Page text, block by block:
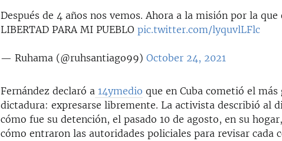
Después de 4 años nos vemos. Ahora a la misión por la que
LIBERTAD PARA MI PUEBLOpic.twitter.com/lyquvlLFlc
— Ruhama (@ruhsantiago99)October 24, 2021
Fernández declaró a 14ymedio que en Cuba cometió el
dictadura: expresarse libremente. La activista describió al
cómo fue su detención, el pasado 10 de agosto, en su
cómo entraron las autoridades policiales para revisar cada